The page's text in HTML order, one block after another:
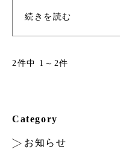
続きを読む
2件中 1～2件
Category
お知らせ